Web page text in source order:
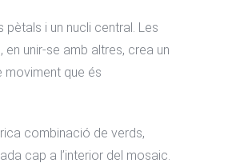
i un nucli central. Les
unir-se amb altres, crea un
moviment que és
combinació de verds,
cap a l’interior del mosaic.